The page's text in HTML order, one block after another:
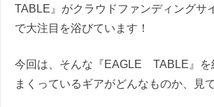
TABLE』がクラウドファンディングサ
で大注目を浴びています！
今回は、そんな『EAGLE TABLE』を
まくっているギアがどんなものか、見